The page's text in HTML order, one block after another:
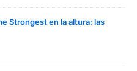
Strongest en la altura: las